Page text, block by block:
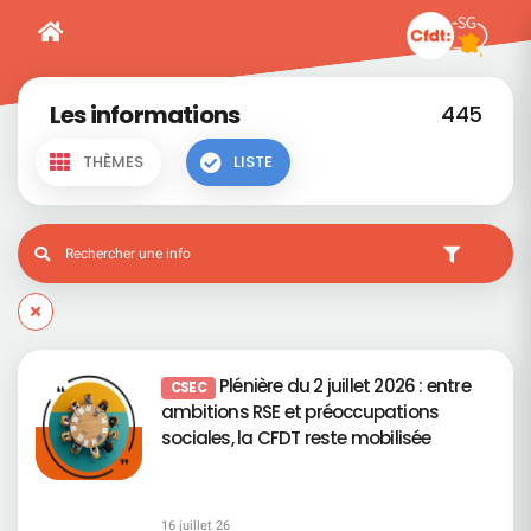
Les informations 445
THÈMES LISTE
CSEC Plénière du 2 juillet 2026 : entre
ambitions RSE et préoccupations
sociales, la CFDT reste mobilisée
16 juillet 26